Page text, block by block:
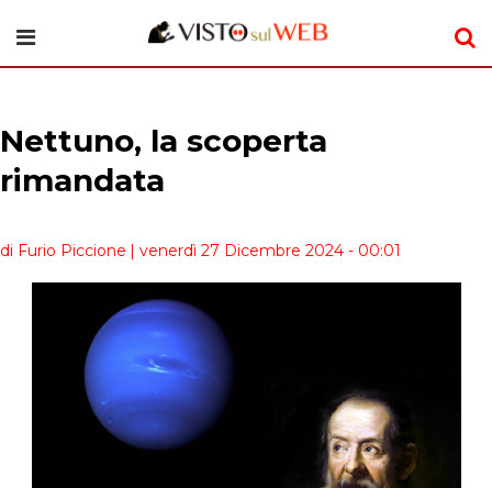
Nettuno, la scoperta
rimandata
di Furio Piccione | venerdì 27 Dicembre 2024 - 00:01